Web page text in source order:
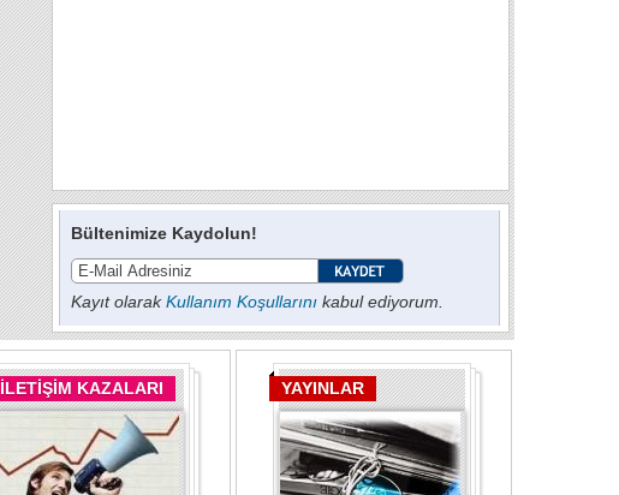
Bültenimize Kaydolun!
Kayıt olarakKullanım Koşullarını kabul ediyorum.
İLETİŞİM KAZALARI YAYINLAR